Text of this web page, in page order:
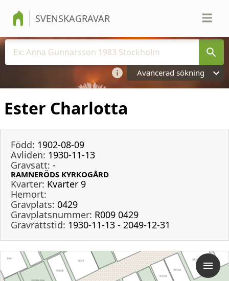
SVENSKAGRAVAR
Avancerad sökning
Ester Charlotta
Född: 1902-08-09
Avliden: 1930-11-13
Gravsatt: -
RAMNERÖDS KYRKOGÅRD
Kvarter: Kvarter 9
Hemort:
Gravplats: 0429
Gravplatsnummer: R009 0429
Gravrättstid: 1930-11-13 - 2049-12-31